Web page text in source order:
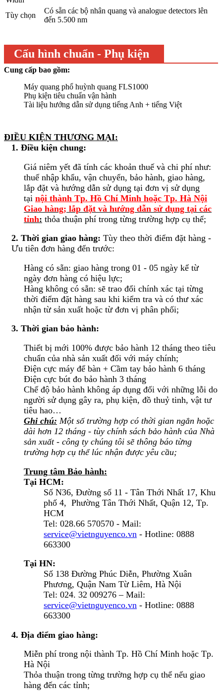
Tùy chọn
Có sẵn các bộ nhân quang và analogue detectors lên
đến 5.500 nm
Cấu hình chuẩn - Phụ kiện
Cung cấp bao gồm:
Máy quang phổ huỳnh quang FLS1000
Phụ kiện tiêu chuẩn vận hành
Tài liệu hướng dẫn sử dụng tiếng Anh + tiếng Việt
ĐIỀU KIỆN THƯƠNG MẠI:
1. Điều kiện chung:
Giá niêm yết đã tính các khoản thuế và chi phí như:
thuế nhập khẩu, vận chuyển, bảo hành, giao hàng,
lắp đặt và hướng dẫn sử dụng tại đơn vị sử dụng
tại nội thành Tp. Hồ Chí Minh hoặc Tp. Hà Nội
Giao hàng; lắp đặt và hướng dẫn sử dụng tại các
tỉnh: thỏa thuận phí trong từng trường hợp cụ thể;
2. Thời gian giao hàng: Tùy theo thời điểm đặt hàng -
Ưu tiên đơn hàng đến trước:
Hàng có sẵn: giao hàng trong 01 - 05 ngày kể từ
ngày đơn hàng có hiệu lực;
Hàng không có sẵn: sẽ trao đổi chính xác tại từng
thời điểm đặt hàng sau khi kiểm tra và có thư xác
nhận từ sản xuất hoặc từ đơn vị phân phối;
3. Thời gian bảo hành:
Thiết bị mới 100% được bảo hành 12 tháng theo tiêu
chuẩn của nhà sản xuất đối với máy chính;
Điện cực máy để bàn + Cầm tay bảo hành 6 tháng
Điện cực bút đo bảo hành 3 tháng
Chế độ bảo hành không áp dụng đối với những lỗi do
người sử dụng gây ra, phụ kiện, đồ thuỷ tinh, vật tư
tiêu hao…
Ghi chú: Một số trường hợp có thời gian ngắn hoặc
dài hơn 12 tháng - tùy chính sách bảo hành của Nhà
sản xuất - công ty chúng tôi sẽ thông báo từng
trường hợp cụ thể lúc nhận được yêu cầu;
Trung tâm Bảo hành:
Tại HCM:
Số N36, Đường số 11 - Tân Thới Nhất 17, Khu
phố 4, Phường Tân Thới Nhất, Quận 12, Tp.
HCM
Tel: 028.66 570570 - Mail:
service@vietnguyenco.vn - Hotline: 0888
663300
Tại HN:
Số 138 Đường Phúc Diễn, Phường Xuân
Phương, Quận Nam Từ Liêm, Hà Nội
Tel: 024. 32 009276 – Mail:
service@vietnguyenco.vn - Hotline: 0888
663300
4. Địa điểm giao hàng:
Miễn phí trong nội thành Tp. Hồ Chí Minh hoặc Tp.
Hà Nội
Thỏa thuận trong từng trường hợp cụ thể nếu giao
hàng đến các tỉnh;